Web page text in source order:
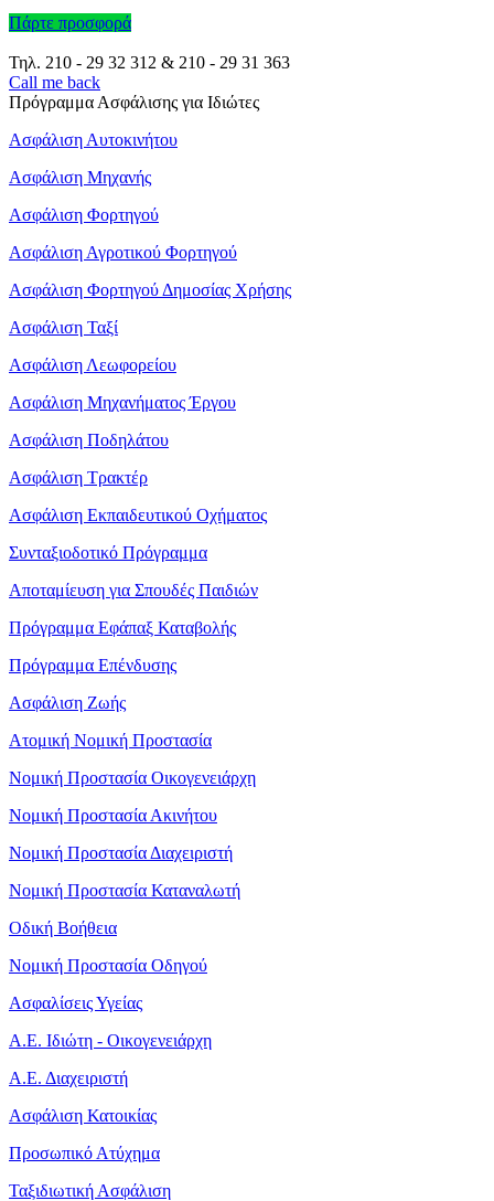
Πάρτε προσφορά
Τηλ. 210 - 29 32 312 & 210 - 29 31 363
Call me back
Πρόγραμμα Ασφάλισης για Ιδιώτες
Ασφάλιση Αυτοκινήτου
Ασφάλιση Μηχανής
Ασφάλιση Φορτηγού
Ασφάλιση Αγροτικού Φορτηγού
Ασφάλιση Φορτηγού Δημοσίας Χρήσης
Ασφάλιση Ταξί
Ασφάλιση Λεωφορείου
Ασφάλιση Μηχανήματος Έργου
Ασφάλιση Ποδηλάτου
Ασφάλιση Τρακτέρ
Ασφάλιση Εκπαιδευτικού Οχήματος
Συνταξιοδοτικό Πρόγραμμα
Αποταμίευση για Σπουδές Παιδιών
Πρόγραμμα Εφάπαξ Καταβολής
Πρόγραμμα Επένδυσης
Ασφάλιση Ζωής
Ατομική Νομική Προστασία
Νομική Προστασία Οικογενειάρχη
Νομική Προστασία Ακινήτου
Νομική Προστασία Διαχειριστή
Νομική Προστασία Καταναλωτή
Οδική Βοήθεια
Νομική Προστασία Οδηγού
Ασφαλίσεις Υγείας
Α.Ε. Ιδιώτη - Οικογενειάρχη
Α.Ε. Διαχειριστή
Ασφάλιση Κατοικίας
Προσωπικό Ατύχημα
Ταξιδιωτική Ασφάλιση